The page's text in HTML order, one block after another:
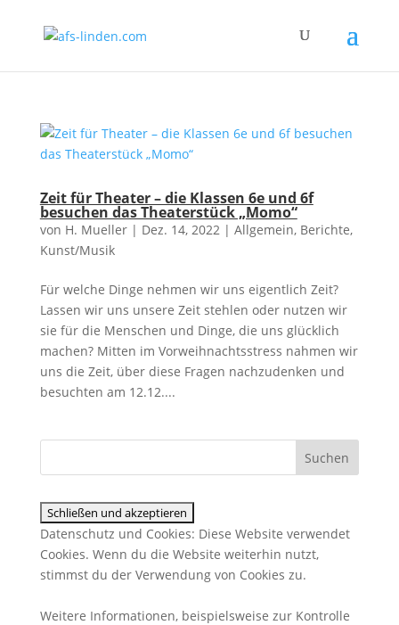
Zeit für Theater – die Klassen 6e und 6f
besuchen das Theaterstück „Momo“
von H. Mueller| Dez. 14, 2022| Allgemein, Berichte,
Kunst/Musik
Für welche Dinge nehmen wir uns eigentlich Zeit?
Lassen wir uns unsere Zeit stehlen oder nutzen wir
sie für die Menschen und Dinge, die uns glücklich
machen? Mitten im Vorweihnachtsstress nahmen wir
uns die Zeit, über diese Fragen nachzudenken und
besuchten am 12.12....
Datenschutz und Cookies: Diese Website verwendet
Cookies. Wenn du die Website weiterhin nutzt,
stimmst du der Verwendung von Cookies zu.
Weitere Informationen, beispielsweise zur Kontrolle